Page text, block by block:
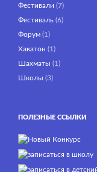
Фестивали (7)
Фестиваль (6)
Форум (1)
Хакатон (1)
Шахматы (1)
Школы (3)
ПОЛЕЗНЫЕ ССЫЛКИ